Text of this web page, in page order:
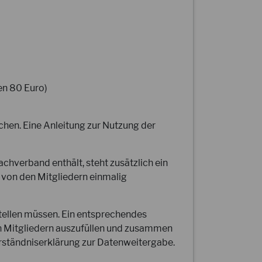
80 Euro)
Eine Anleitung zur Nutzung der
enthält, steht zusätzlich ein
den Mitgliedern einmalig
müssen. Ein entsprechendes
auszufüllen und zusammen
zur Datenweitergabe.